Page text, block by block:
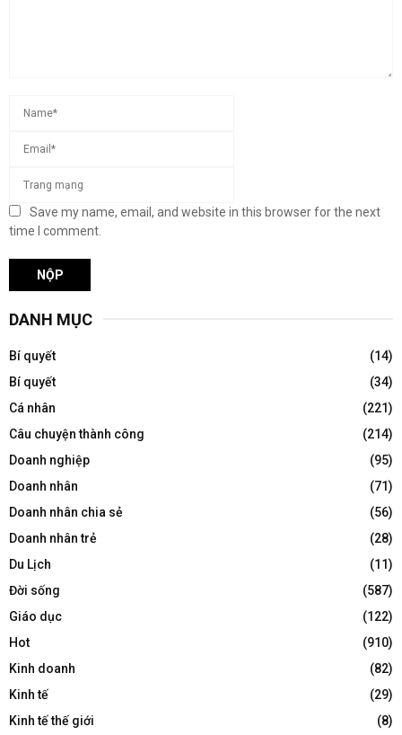
Save my name, email, and website in this browser for the next
time I comment.
DANH MỤC
Bí quyết
(14)
Bí quyết
(34)
Cá nhân
(221)
Câu chuyện thành công
(214)
Doanh nghiệp
(95)
Doanh nhân
(71)
Doanh nhân chia sẻ
(56)
Doanh nhân trẻ
(28)
Du Lịch
(11)
Đời sống
(587)
Giáo dục
(122)
Hot
(910)
Kinh doanh
(82)
Kinh tế
(29)
Kinh tế thế giới
(8)